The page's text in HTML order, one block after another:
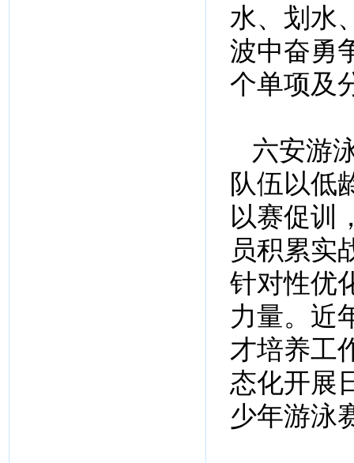
水、划水
波中奋勇
个单项及
六安游
队伍以低
以赛促训
员积累实
针对性优
力量。近
才培养工
态化开展
少年游泳